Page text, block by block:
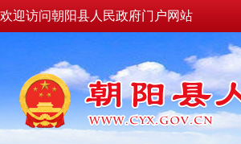
欢迎访问朝阳县人民政府门户网站